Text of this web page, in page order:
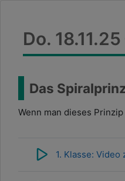
Do.
Das
Wenn man dieses
1. Klasse: Video